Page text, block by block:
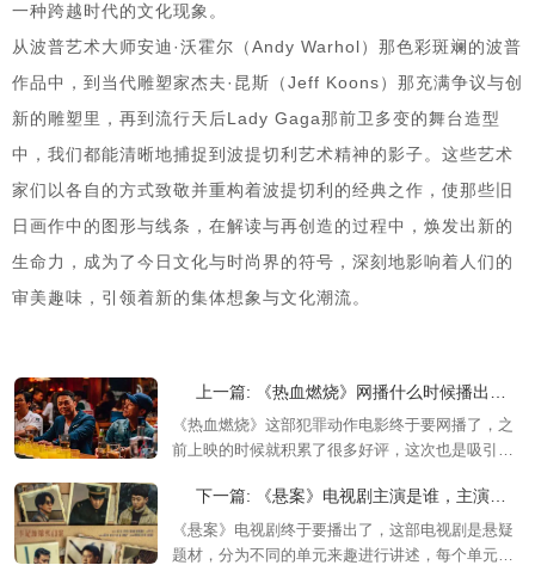
一种跨越时代的文化现象。
从波普艺术大师安迪·沃霍尔（Andy Warhol）那色彩斑斓的波普
作品中，到当代雕塑家杰夫·昆斯（Jeff Koons）那充满争议与创
新的雕塑里，再到流行天后Lady Gaga那前卫多变的舞台造型
中，我们都能清晰地捕捉到波提切利艺术精神的影子。这些艺术
家们以各自的方式致敬并重构着波提切利的经典之作，使那些旧
日画作中的图形与线条，在解读与再创造的过程中，焕发出新的
生命力，成为了今日文化与时尚界的符号，深刻地影响着人们的
审美趣味，引领着新的集体想象与文化潮流。
上一篇: 《热血燃烧》网播什么时候播出，在哪看
《热血燃烧》这部犯罪动作电影终于要网播了，之
前上映的时候就积累了很多好评，这次也是吸引了
的介绍，快来这里一起去看看吧！
下一篇: 《悬案》电视剧主演是谁，主演阵容介绍
《悬案》电视剧终于要播出了，这部电视剧是悬疑
题材，分为不同的单元来趣进行讲述，每个单元的